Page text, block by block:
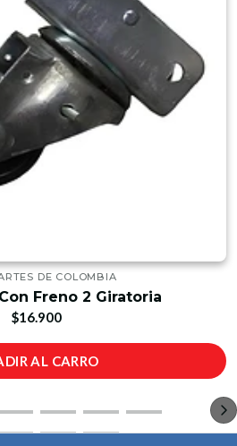
DE COLOMBIA
Freno 2 Giratoria
$16.900
AL CARRO